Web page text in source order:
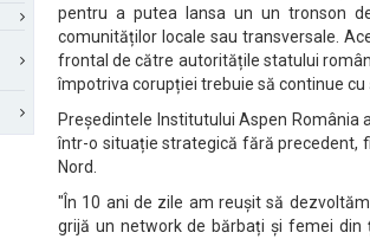
pentru a putea lansa un un tronson
comunităților locale sau transversale.
frontal de către autoritățile statului
împotriva corupției trebuie să continue cu
Președintele Institutului Aspen România
într-o situație strategică fără precedent,
Nord.
"În 10 ani de zile am reușit să
grijă un network de bărbați și femei din